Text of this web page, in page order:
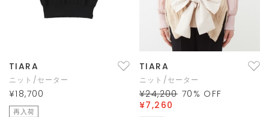
TIARA
ニット/セーター
¥18,700
再入荷
TIARA
ニット/セーター
¥24,200 70 % OFF
¥7,260